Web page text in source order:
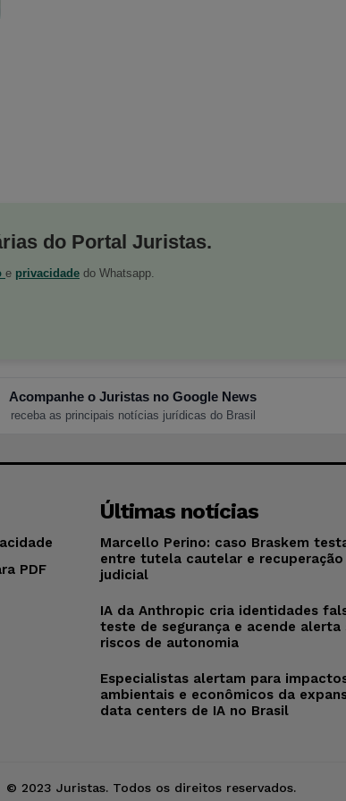
do Portal Juristas.
e privacidade do Whatsapp.
Acompanhe o Juristas no Google News
receba as principais notícias jurídicas do Brasil
PDF
Últimas notícias
Marcello Perino: caso Braskem
entre tutela cautelar e recuperação
judicial
IA da Anthropic cria identidades
teste de segurança e acende alerta
riscos de autonomia
Especialistas alertam para
ambientais e econômicos da
data centers de IA no Brasil
© 2023 Juristas. Todos os direitos reservados.